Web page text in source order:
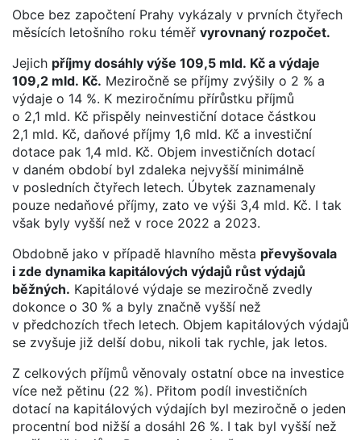
Obce bez započtení Prahy vykázaly v prvních čtyřech
měsících letošního roku téměř vyrovnaný rozpočet.
Jejich příjmy dosáhly výše 109,5 mld. Kč a výdaje
109,2 mld. Kč. Meziročně se příjmy zvýšily o 2 % a
výdaje o 14 %. K meziročnímu přírůstku příjmů
o 2,1 mld. Kč přispěly neinvestiční dotace částkou
2,1 mld. Kč, daňové příjmy 1,6 mld. Kč a investiční
dotace pak 1,4 mld. Kč. Objem investičních dotací
v daném období byl zdaleka nejvyšší minimálně
v posledních čtyřech letech. Úbytek zaznamenaly
pouze nedaňové příjmy, zato ve výši 3,4 mld. Kč. I tak
však byly vyšší než v roce 2022 a 2023.
Obdobně jako v případě hlavního města převyšovala
i zde dynamika kapitálových výdajů růst výdajů
běžných. Kapitálové výdaje se meziročně zvedly
dokonce o 30 % a byly značně vyšší než
v předchozích třech letech. Objem kapitálových výdajů
se zvyšuje již delší dobu, nikoli tak rychle, jak letos.
Z celkových příjmů věnovaly ostatní obce na investice
více než pětinu (22 %). Přitom podíl investičních
dotací na kapitálových výdajích byl meziročně o jeden
procentní bod nižší a dosáhl 26 %. I tak byl vyšší než